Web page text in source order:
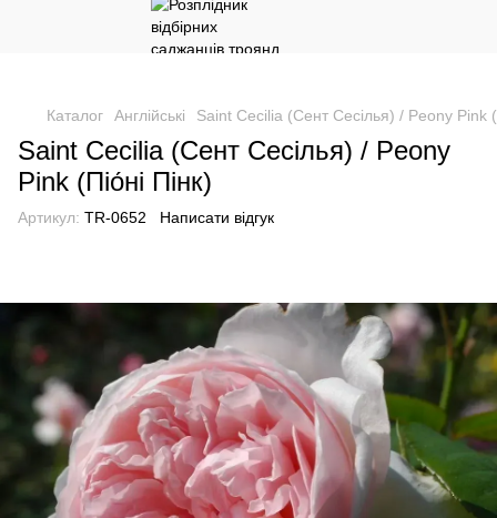
Каталог Англійські Saint Cecilia (Сент Сесілья) / Peony Pink
Saint Cecilia (Сент Сесілья) / Peony
Pink (Піо́ні Пінк)
Артикул: TR-0652 Написати відгук